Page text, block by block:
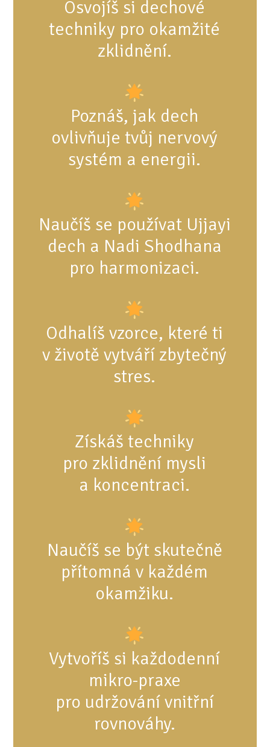
Osvojíš si dechové
techniky pro okamžité
zklidnění.
Poznáš, jak dech
ovlivňuje tvůj nervový
systém a energii.
Naučíš se používat Ujjayi
dech a Nadi Shodhana
pro harmonizaci.
Odhalíš vzorce, které ti
v životě vytváří zbytečný
stres.
Získáš techniky
pro zklidnění mysli
a koncentraci.
Naučíš se být skutečně
přítomná v každém
okamžiku.
Vytvoříš si každodenní
mikro-praxe
pro udržování vnitřní
rovnováhy.